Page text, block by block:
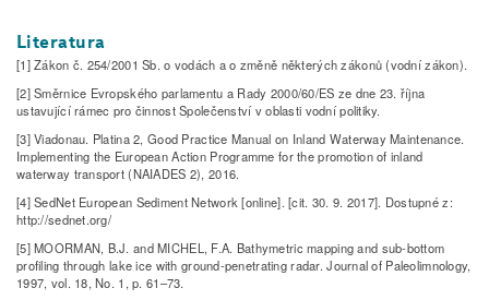
Literatura
[1] Zákon č. 254/2001 Sb. o vodách a o změně některých zákonů (vodní zákon).
[2] Směrnice Evropského parlamentu a Rady 2000/60/ES ze dne 23. října
ustavující rámec pro činnost Společenství v oblasti vodní politiky.
[3] Viadonau. Platina 2, Good Practice Manual on Inland Waterway Maintenance.
Implementing the European Action Programme for the promotion of inland
waterway transport (NAIADES 2), 2016.
[4] SedNet European Sediment Network [online]. [cit. 30. 9. 2017]. Dostupné z:
http://sednet.org/
[5] MOORMAN, B.J. and MICHEL, F.A. Bathymetric mapping and sub-bottom
profiling through lake ice with ground-penetrating radar. Journal of Paleolimnology,
1997, vol. 18, No. 1, p. 61–73.